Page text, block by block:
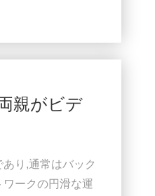
親がビデ
り,通常はバック
ークの円滑な運